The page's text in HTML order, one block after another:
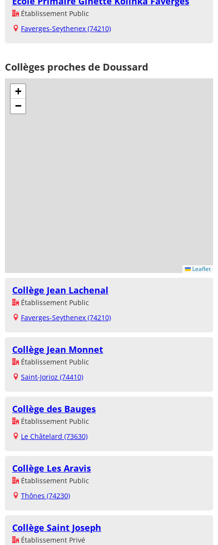
Établissement Public
Faverges-Seythenex (74210)
Collèges proches de Doussard
+
−
Leaflet
Collège Jean Lachenal
Établissement Public
Faverges-Seythenex (74210)
Collège Jean Monnet
Établissement Public
Saint-Jorioz (74410)
Collège des Bauges
Établissement Public
Le Châtelard (73630)
Collège Les Aravis
Établissement Public
Thônes (74230)
Collège Saint Joseph
Établissement Privé